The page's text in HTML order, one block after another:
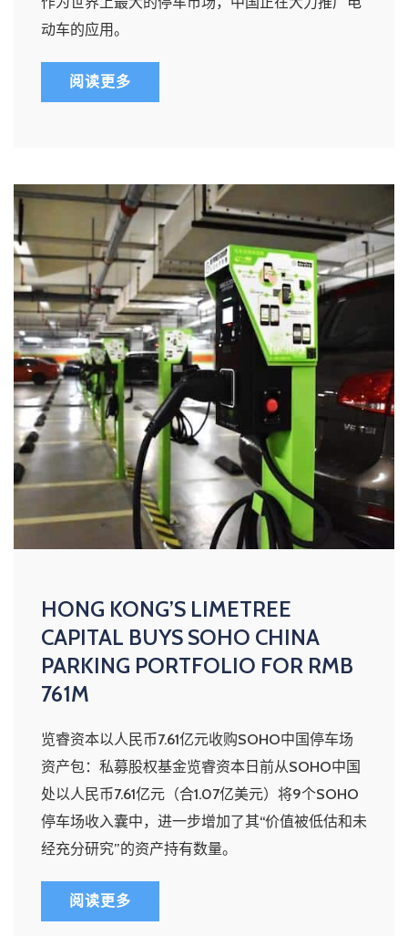
动车的应用。
阅读更多
HONG KONG’S LIMETREE
CAPITAL BUYS SOHO CHINA
PARKING PORTFOLIO FOR RMB
761M
览睿资本以人民币7.61亿元收购SOHO中国停车场
资产包：私募股权基金览睿资本日前从SOHO中国
处以人民币7.61亿元（合1.07亿美元）将9个SOHO
停车场收入囊中，进一步增加了其“价值被低估和未
经充分研究”的资产持有数量。
阅读更多